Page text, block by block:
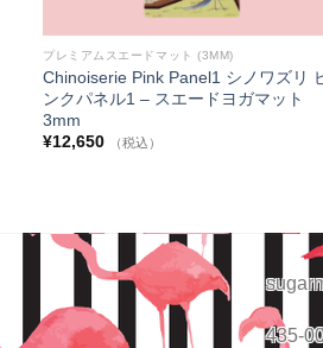
プレミアムスエードマット (3MM)
Chinoiserie Pink Panel1 シノワズリ
ンクパネル1 – スエードヨガマット
3mm
¥12,650 （税込）
435-